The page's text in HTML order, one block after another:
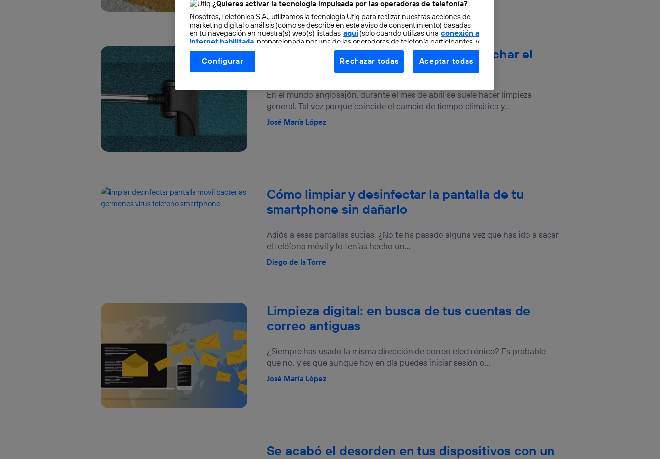
Tareas de limpieza digital para aprovechar el
tiempo y combatir el aburrimiento
En el mundo anglosajón, durante el mes de abril se suele hacer limpieza
general. Tal vez porque coincide el cambio de tiempo climático y...
José María López
Cómo limpiar y desinfectar la pantalla de tu
smartphone sin dañarlo
Adiós a esas pantallas sucias. ¿No te ha pasado alguna vez que has ido a sacar
el teléfono móvil y lo tenías hecho un...
Diego de la Torre
Limpieza digital: en busca de tus cuentas de
correo antiguas
¿Siempre has usado la misma dirección de correo electrónico? Es probable
que no, y es que aunque hoy en día puedes iniciar sesión o...
José María López
Se acabó el desorden en tus dispositivos con un
¿Quieres activar la tecnología impulsada por las operadoras de telefonía?
Nosotros, Telefónica S.A., utilizamos la tecnología Utiq para realizar nuestras acciones de
marketing digital o análisis (como se describe en este aviso de consentimiento) basadas
en tu navegación en nuestra(s) web(s) listadas aquí(solo cuando utilizas una conexión a
internet habilitada , proporcionada por una de las operadoras de telefonía participantes, y
otorgas tu consentimiento en cada página web).
La tecnología Utiq está diseñada con la privacidad como prioridad ofreciéndote elección y
control.
utilizando tu dirección IP y otra información de la cuenta de cliente de telecomunicaciones
vinculada a la conexión que utilizas (p. ej., número de teléfono móvil).
Este identificador se asigna a la conexión de internet, por lo que cualquier persona que
conecte su dispositivo y consienta el uso de la tecnología recibirá el mismo identificador.
Típicamente:
Si utilizas unaconexión de banda ancha
únicamente en la navegación del usuario del móvil.
Puedes gestionar los consentimientos Utiq seleccionando “Administrar Utiq” en la parte
inferior de esta página web o visitando el portal de privacidad de Utiq (“consenthub”)
Configurar Rechazar todas Aceptar todas